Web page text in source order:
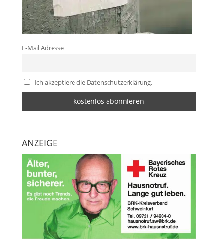
E-Mail Adresse
Ich akzeptiere die Datenschutzerklärung.
ANZEIGE